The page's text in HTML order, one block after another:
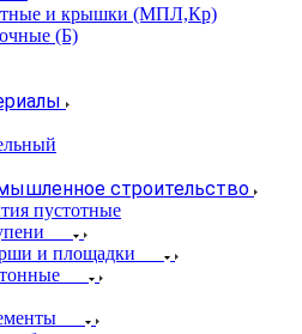
и крышки (МПЛ,Кр)
(Б)
строительство
пустотные
и площадки